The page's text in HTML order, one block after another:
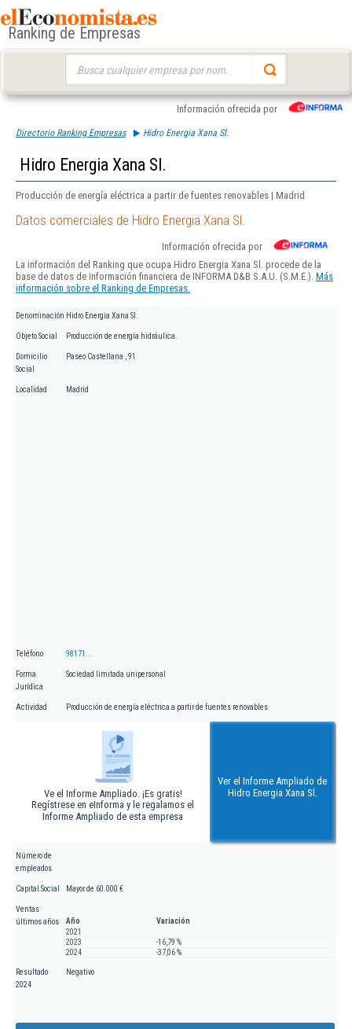
Ranking de Empresas
Información ofrecida por
Directorio Ranking Empresas Hidro Energia Xana Sl.
Hidro Energia Xana Sl.
Producción de energía eléctrica a partir de fuentes renovables | Madrid
Datos comerciales de Hidro Energia Xana Sl.
Información ofrecida por
La información del Ranking que ocupa Hidro Energia Xana Sl. procede de la
base de datos de información financiera de INFORMA D&B S.A.U. (S.M.E.). Más
información sobre el Ranking de Empresas.
Denominación Hidro Energia Xana Sl.
Objeto Social Producción de energía hidráulica.
Domicilio
Social
Paseo Castellana , 91
Localidad Madrid
Teléfono 98171...
Forma
Jurídica
Sociedad limitada unipersonal
Actividad Producción de energía eléctrica a partir de fuentes renovables
Ve el Informe Ampliado. ¡Es gratis!
Regístrese en eInforma y le regalamos el
Informe Ampliado de esta empresa
Ver el Informe Ampliado de
Hidro Energia Xana Sl.
Número de
empleados
Capital Social Mayor de 60.000 €
Ventas
últimos años
Año
Variación
2021
2023
-16,79 %
2024
-37,06 %
Resultado
2024
Negativo